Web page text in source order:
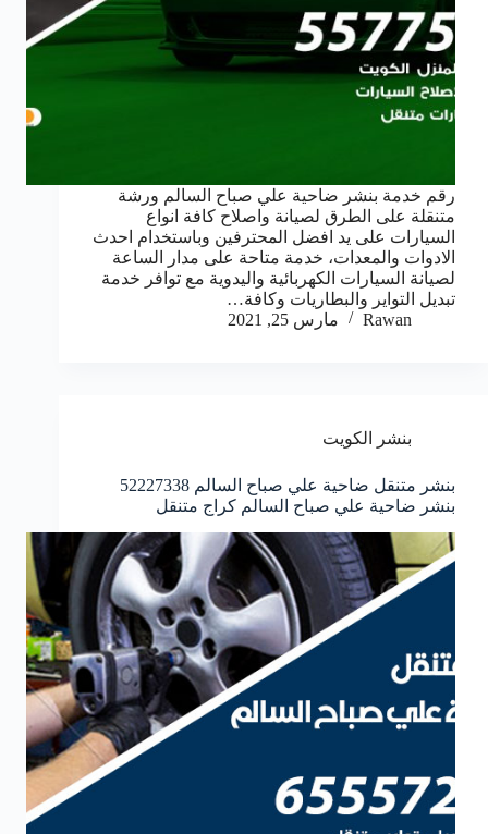
رقم خدمة بنشر ضاحية علي صباح السالم ورشة
متنقلة على الطرق لصيانة واصلاح كافة انواع
السيارات على يد افضل المحترفين وباستخدام احدث
الادوات والمعدات، خدمة متاحة على مدار الساعة
لصيانة السيارات الكهربائية واليدوية مع توافر خدمة
تبديل التواير والبطاريات وكافة…
Rawan
مارس 25, 2021
بنشر الكويت
بنشر متنقل ضاحية علي صباح السالم 52227338
بنشر ضاحية علي صباح السالم كراج متنقل